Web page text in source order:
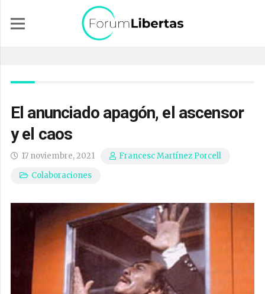
El anunciado apagón, el ascensor
y el caos
17 noviembre, 2021
Francesc Martínez Porcell
Colaboraciones